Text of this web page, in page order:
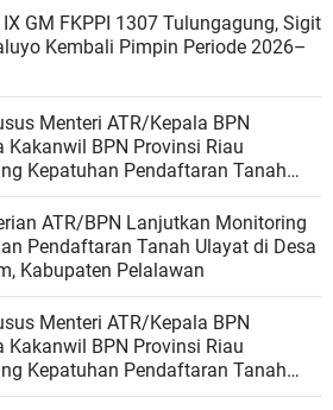
GM FKPPI 1307 Tulungagung, Sigit
Kembali Pimpin Periode 2026–
Menteri ATR/Kepala BPN
Kakanwil BPN Provinsi Riau
Kepatuhan Pendaftaran Tanah
Kubu, Rokan Hilir
ATR/BPN Lanjutkan Monitoring
Pendaftaran Tanah Ulayat di Desa
Kabupaten Pelalawan
Menteri ATR/Kepala BPN
Kakanwil BPN Provinsi Riau
Kepatuhan Pendaftaran Tanah
Kubu, Rokan Hilir